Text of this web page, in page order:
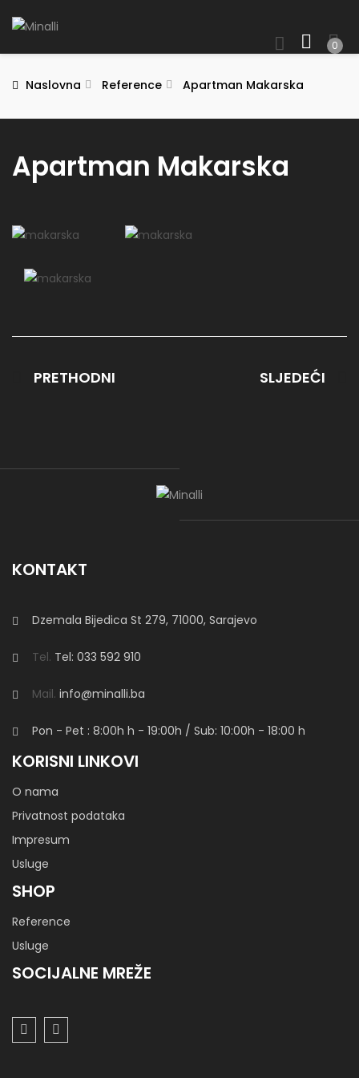
0
Naslovna Reference Apartman Makarska
Apartman Makarska
PRETHODNI SLJEDEĆI
KONTAKT
Dzemala Bijedica St 279, 71000, Sarajevo
Tel. Tel: 033 592 910
Mail. info@minalli.ba
Pon - Pet : 8:00h h - 19:00h / Sub: 10:00h - 18:00 h
KORISNI LINKOVI
O nama
Privatnost podataka
Impresum
Usluge
SHOP
Reference
Usluge
SOCIJALNE MREŽE